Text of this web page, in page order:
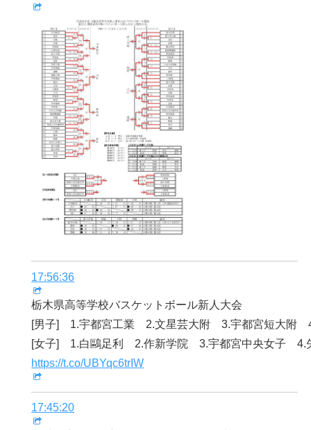
17:56:36
栃木県高等学校バスケットボール新人大会
[男子] 1.宇都宮工業 2.文星芸大附 3.宇都宮短大附
[女子] 1.白鷗足利 2.作新学院 3.宇都宮中央女子 4.
https://t.co/UBYqc6trIW
17:45:20